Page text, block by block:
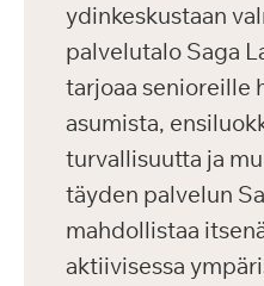
ydinkeskustaan
palvelutalo Saga
tarjoaa senioreille
asumista,
turvallisuutta ja
täyden palvelun
mahdollistaa
aktiivisessa